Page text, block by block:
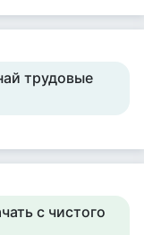
трудовые
с чистого